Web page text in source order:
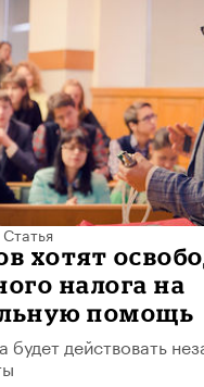
Статья
хотят
налога на
помощь
будет действовать